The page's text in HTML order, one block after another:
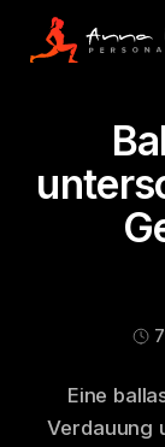
7
Eine
Verdauung